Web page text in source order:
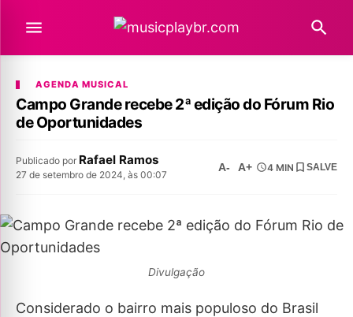
AGENDA MUSICAL
Campo Grande recebe 2ª edição do Fórum Rio
de Oportunidades
Publicado por Rafael Ramos
27 de setembro de 2024, às 00:07
A- A+ 4 MIN SALVE
Divulgação
Considerado o bairro mais populoso do Brasil